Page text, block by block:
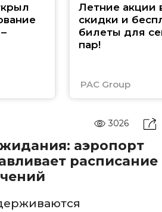
Летние акции
скидки и
билеты для
пар!
PAC Group
3026
аэропорт
расписание